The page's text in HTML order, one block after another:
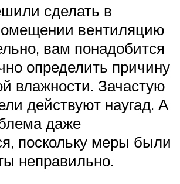
сделать в
вентиляцию
вам понадобится
определить причину
влажности. Зачастую
действуют наугад. А
даже
поскольку меры были
неправильно.